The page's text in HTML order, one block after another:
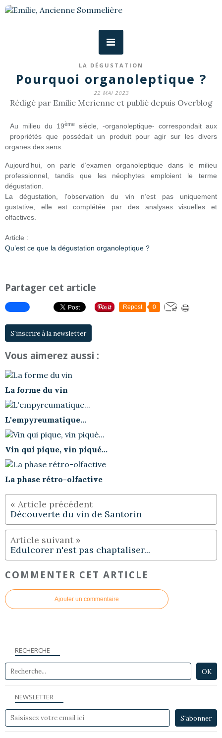
LA DÉGUSTATION
Pourquoi organoleptique ?
22 MAI 2023
Rédigé par Emilie Merienne et publié depuis Overblog
Au milieu du 19ème
siècle, -organoleptique- correspondait aux
propriétés que possédait un produit pour agir sur les divers
organes des sens.
Aujourd’hui, on parle d’examen organoleptique dans le milieu
professionnel, tandis que les néophytes emploient le terme
dégustation.
La dégustation, l'observation du vin n’est pas uniquement
gustative, elle est complétée par des analyses visuelles et
olfactives.
Article :
Qu’est ce que la dégustation organoleptique ?
Partager cet article
Repost 0
S'inscrire à la newsletter
Vous aimerez aussi :
La forme du vin
L'empyreumatique...
Vin qui pique, vin piqué...
La phase rétro-olfactive
Découverte du vin de Santorin
Edulcorer n'est pas chaptaliser...
COMMENTER CET ARTICLE
Ajouter un commentaire
NEWSLETTER
RECHERCHE